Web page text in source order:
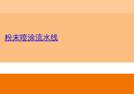
粉末喷涂流水线